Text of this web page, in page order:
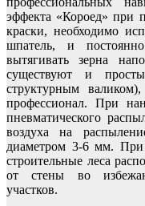
эффекта «Короед» при
краски, необходимо
шпатель, и
вытягивать зерна
существуют и
структурным
профессионал. При
пневматического
воздуха на
диаметром 3-6 мм. При
строительные леса
от стены во
участков.